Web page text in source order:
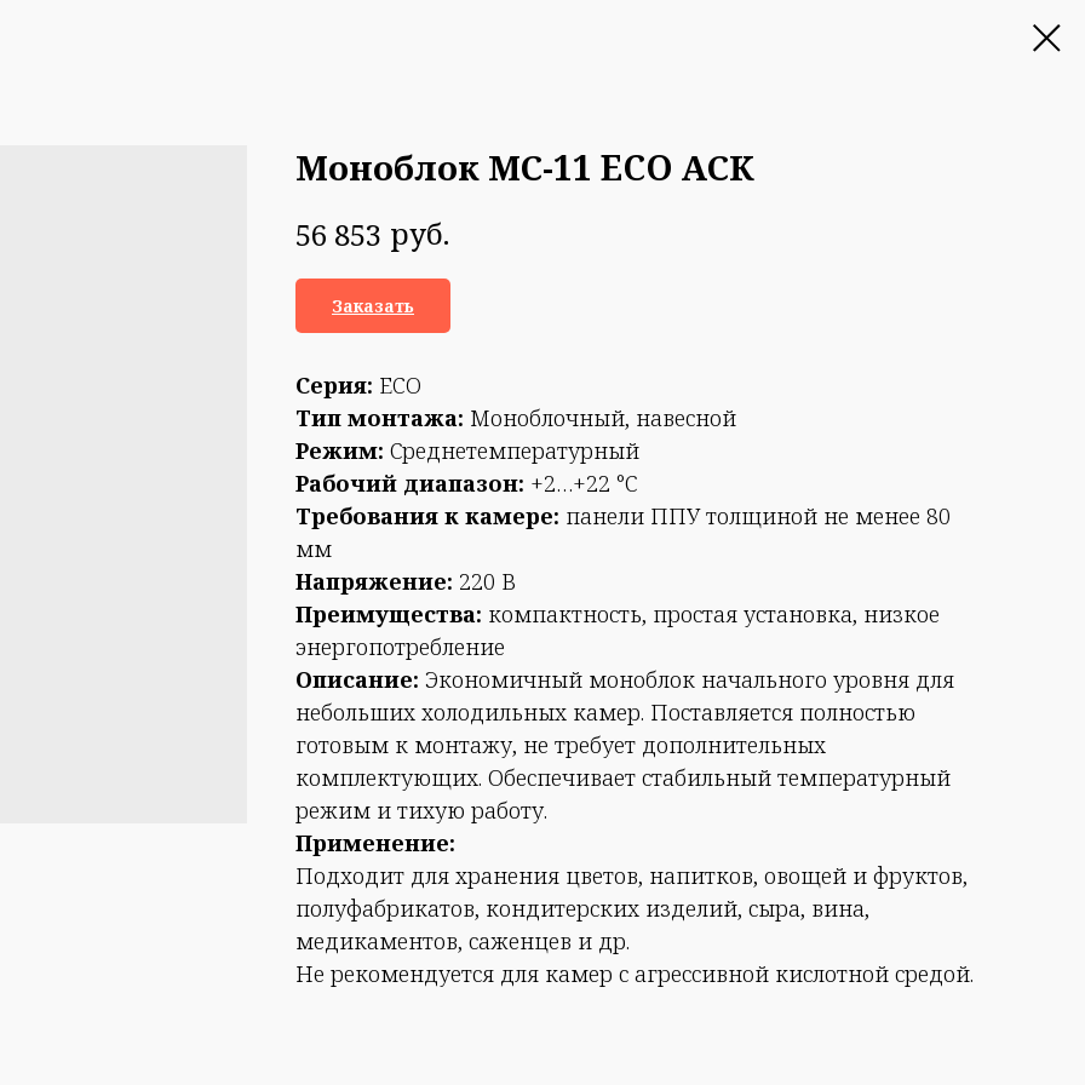
Моноблок МС-11 ECO АСК
56 853 руб.
Заказать
Серия: ECO
Тип монтажа: Моноблочный, навесной
Режим: Среднетемпературный
Рабочий диапазон: +2…+22 °С
Требования к камере: панели ППУ толщиной не менее 80
мм
Напряжение: 220 В
Преимущества: компактность, простая установка, низкое
энергопотребление
Описание: Экономичный моноблок начального уровня для
небольших холодильных камер. Поставляется полностью
готовым к монтажу, не требует дополнительных
комплектующих. Обеспечивает стабильный температурный
режим и тихую работу.
Применение:
Подходит для хранения цветов, напитков, овощей и фруктов,
полуфабрикатов, кондитерских изделий, сыра, вина,
медикаментов, саженцев и др.
Не рекомендуется для камер с агрессивной кислотной средой.